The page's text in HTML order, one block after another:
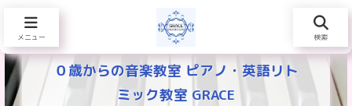
０歳からの音楽教室 ピアノ・英語リト
ミック教室 GRACE
メニュー 検索